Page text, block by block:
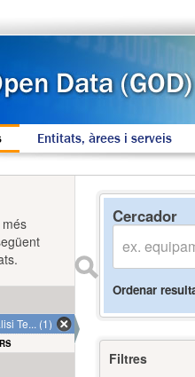
Entitats, àrees i serveis
Cercador
Ordenar
Filtres
Te... (1)